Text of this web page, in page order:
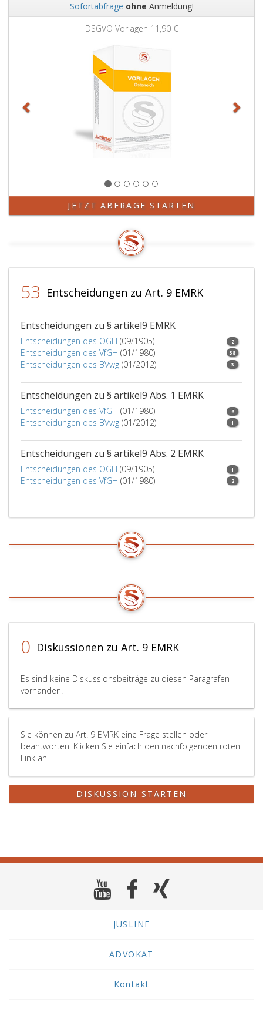
Sofortabfrage ohne Anmeldung!
DSGVO Vorlagen 11,90 €
JETZT ABFRAGE STARTEN
53 Entscheidungen zu Art. 9 EMRK
Entscheidungen zu § artikel9 EMRK
Entscheidungen des OGH (09/1905) 2
Entscheidungen des VfGH (01/1980) 38
Entscheidungen des BVwg (01/2012) 3
Entscheidungen zu § artikel9 Abs. 1 EMRK
Entscheidungen des VfGH (01/1980) 6
Entscheidungen des BVwg (01/2012) 1
Entscheidungen zu § artikel9 Abs. 2 EMRK
Entscheidungen des OGH (09/1905) 1
Entscheidungen des VfGH (01/1980) 2
0 Diskussionen zu Art. 9 EMRK
Es sind keine Diskussionsbeiträge zu diesen Paragrafen
vorhanden.
Sie können zu Art. 9 EMRK eine Frage stellen oder
beantworten. Klicken Sie einfach den nachfolgenden roten
Link an!
DISKUSSION STARTEN
JUSLINE
ADVOKAT
Kontakt